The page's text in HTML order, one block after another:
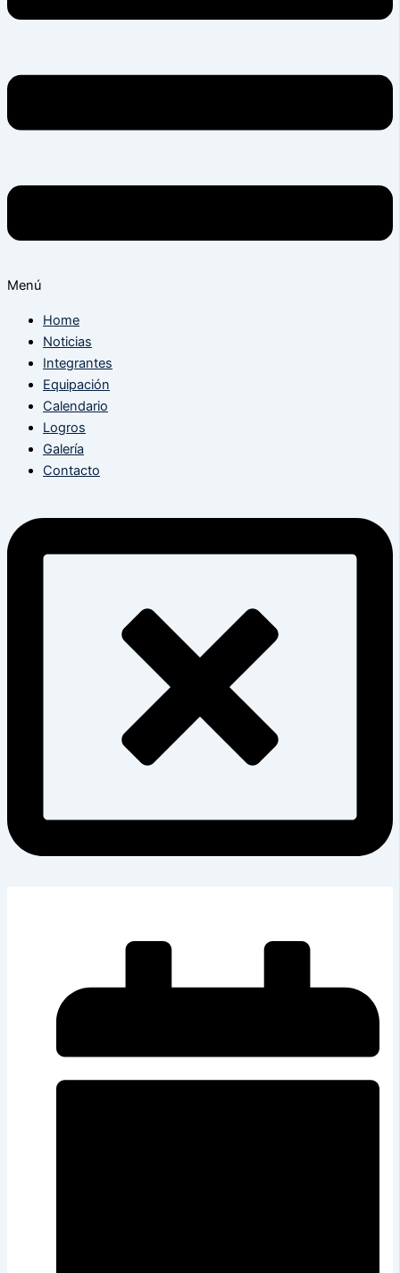
Menú
Home
Noticias
Integrantes
Equipación
Calendario
Logros
Galería
Contacto